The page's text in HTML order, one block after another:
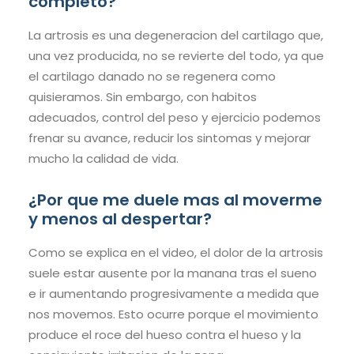
La artrosis es una degeneracion del cartilago que,
una vez producida, no se revierte del todo, ya que
el cartilago danado no se regenera como
quisieramos. Sin embargo, con habitos
adecuados, control del peso y ejercicio podemos
frenar su avance, reducir los sintomas y mejorar
mucho la calidad de vida.
¿Por que me duele mas al moverme
y menos al despertar?
Como se explica en el video, el dolor de la artrosis
suele estar ausente por la manana tras el sueno
e ir aumentando progresivamente a medida que
nos movemos. Esto ocurre porque el movimiento
produce el roce del hueso contra el hueso y la